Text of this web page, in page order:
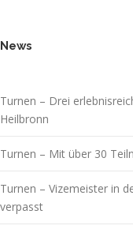
News
Turnen – Drei
Heilbronn
Turnen – Mit über 30
Turnen – Vizemeister in
verpasst